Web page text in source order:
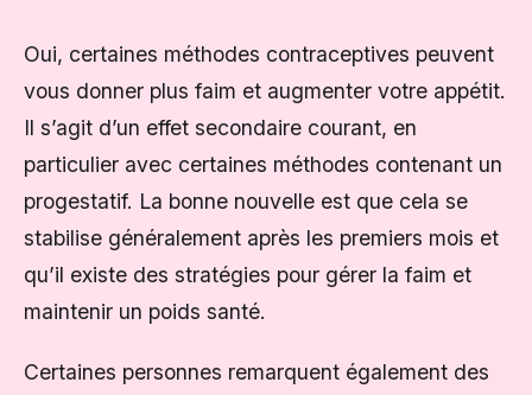
Oui, certaines méthodes contraceptives peuvent
vous donner plus faim et augmenter votre appétit.
Il s’agit d’un effet secondaire courant, en
particulier avec certaines méthodes contenant un
progestatif. La bonne nouvelle est que cela se
stabilise généralement après les premiers mois et
qu’il existe des stratégies pour gérer la faim et
maintenir un poids santé.
Certaines personnes remarquent également des